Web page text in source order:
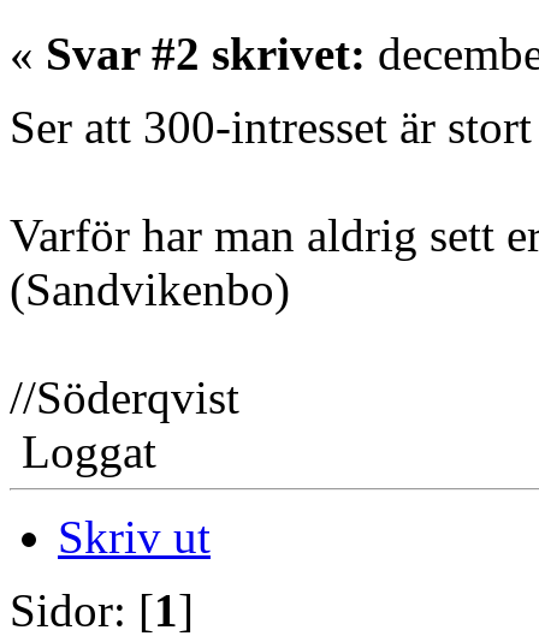
« Svar #2 skrivet:
Ser att 300-intresset är
Varför har man aldrig sett
(Sandvikenbo)
//Söderqvist
Loggat
Skriv ut
Sidor: [1]